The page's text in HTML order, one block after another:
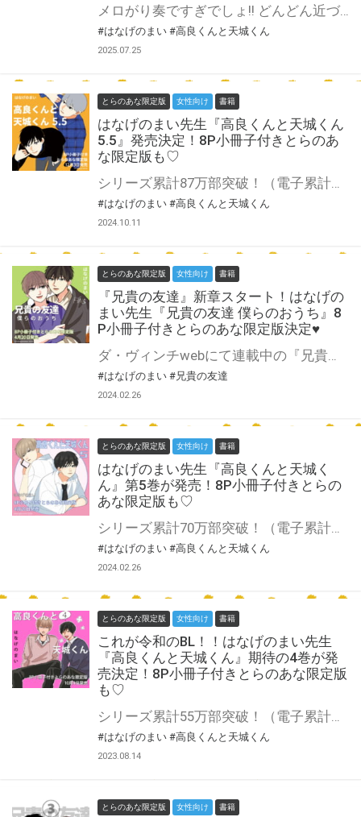
メロがり奏ですぎでしょ!! どんどん近づく２人の距離に大興奮！ 描き下ろし20P超、『高良くんと天城くん』６巻発売です！ はなげのまい先生新刊『高良くんと天城くん 6』が9月18日発売♥ とらのあなでは刊行を記念して描き下ろし8P小冊子付きとらのあな限定版を発売致します！ 池袋店・通販にて予約開始！とらのあな限定版は数量限定生産となりますので、お早めにご予約下さい！
#はなげのまい #高良くんと天城くん
2025.07.25
とらのあな限定版 女性向け 書籍
はなげのまい先生『高良くんと天城くん
5.5』発売決定！8P小冊子付きとらのあ
な限定版も♡
#はなげのまい #高良くんと天城くん
2024.10.11
とらのあな限定版 女性向け 書籍
『兄貴の友達』新章スタート！はなげの
まい先生『兄貴の友達 僕らのおうち』8
P小冊子付きとらのあな限定版決定♥
#はなげのまい #兄貴の友達
2024.02.26
とらのあな限定版 女性向け 書籍
はなげのまい先生『高良くんと天城く
ん』第5巻が発売！8P小冊子付きとらの
あな限定版も♡
#はなげのまい #高良くんと天城くん
2024.02.26
とらのあな限定版 女性向け 書籍
これが令和のBL！！はなげのまい先生
『高良くんと天城くん』期待の4巻が発
売決定！8P小冊子付きとらのあな限定版
も♡
#はなげのまい #高良くんと天城くん
2023.08.14
とらのあな限定版 女性向け 書籍